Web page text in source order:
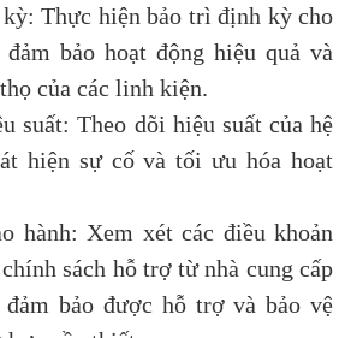
Thực hiện bảo trì định kỳ cho
bảo hoạt động hiệu quả và
của các linh kiện.
suất: Theo dõi hiệu suất của hệ
hiện sự cố và tối ưu hóa hoạt
hành: Xem xét các điều khoản
sách hỗ trợ từ nhà cung cấp
đảm bảo được hỗ trợ và bảo vệ